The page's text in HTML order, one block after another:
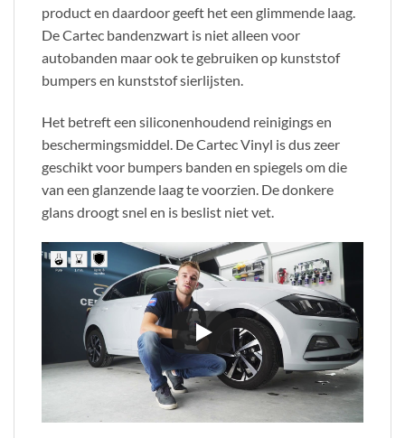
product en daardoor geeft het een glimmende laag.
De Cartec bandenzwart is niet alleen voor
autobanden maar ook te gebruiken op kunststof
bumpers en kunststof sierlijsten.
Het betreft een siliconenhoudend reinigings en
beschermingsmiddel. De Cartec Vinyl is dus zeer
geschikt voor bumpers banden en spiegels om die
van een glanzende laag te voorzien. De donkere
glans droogt snel en is beslist niet vet.